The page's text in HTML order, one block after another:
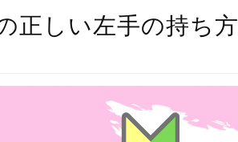
正しい左手の持ち方